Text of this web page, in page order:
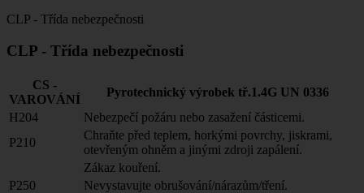
CLP - Třída nebezpečnosti
CLP - Třída nebezpečnosti
CS -
VAROVÁNÍ
Pyrotechnický výrobek tř.1.4G UN 0336
H204
Nebezpečí požáru nebo zasažení částicemi.
P210
Chraňte před teplem, horkými povrchy, jiskrami,
otevřeným ohněm a jinými zdroji zapálení.
Zákaz kouření.
P250
Nevystavujte obrušování/nárazům/tření.